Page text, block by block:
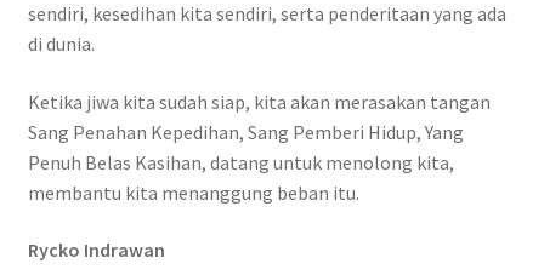
sendiri, kesedihan kita sendiri, serta penderitaan yang ada
di dunia.
Ketika jiwa kita sudah siap, kita akan merasakan tangan
Sang Penahan Kepedihan, Sang Pemberi Hidup, Yang
Penuh Belas Kasihan, datang untuk menolong kita,
membantu kita menanggung beban itu.
Rycko Indrawan